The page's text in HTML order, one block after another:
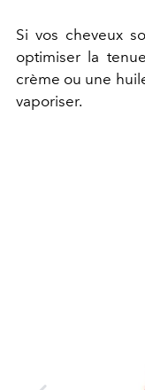
Si vos cheveux
optimiser la
crème ou une
vaporiser.